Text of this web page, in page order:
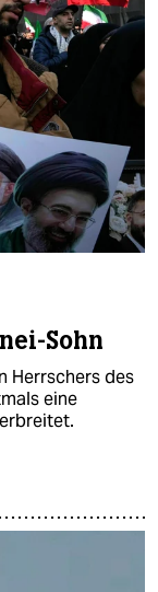
Sohn
Herrschers des
eine